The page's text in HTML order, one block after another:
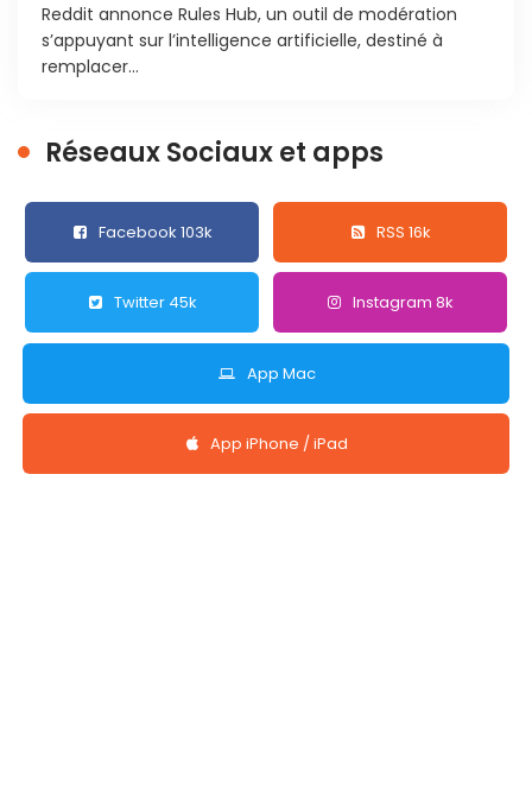
Reddit annonce Rules Hub, un outil de modération
s’appuyant sur l’intelligence artificielle, destiné à
remplacer...
Réseaux Sociaux et apps
Facebook 103k RSS 16k
Twitter 45k Instagram 8k
App Mac
App iPhone / iPad